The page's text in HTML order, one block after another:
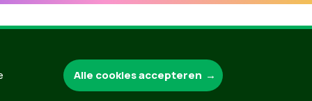
Groen.be
Alle cookies accepteren